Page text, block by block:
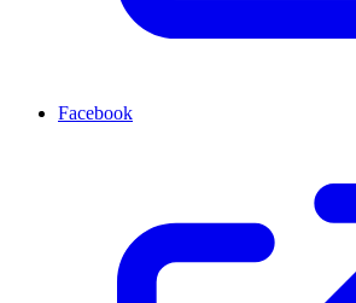
Facebook